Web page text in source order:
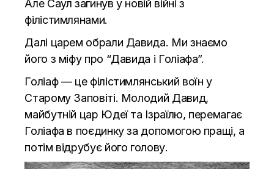
Але Саул загинув у новій війні з
філістимлянами.
Далі царем обрали Давида. Ми знаємо
його з міфу про “Давида і Голіафа”.
Голіаф — це філістимлянський воїн у
Старому Заповіті. Молодий Давид,
майбутній цар Юдеї та Ізраїлю, перемагає
Голіафа в поєдинку за допомогою пращі, а
потім відрубує його голову.